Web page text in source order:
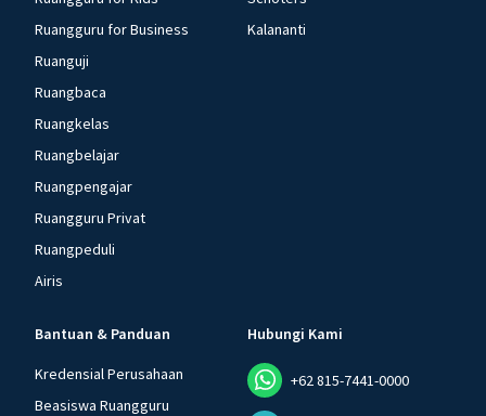
Ruangguru for Business
Ruanguji
Ruangbaca
Ruangkelas
Ruangbelajar
Ruangpengajar
Ruangguru Privat
Ruangpeduli
Airis
Kalananti
Bantuan & Panduan
Kredensial Perusahaan
Beasiswa Ruangguru
Hubungi Kami
+62 815-7441-0000